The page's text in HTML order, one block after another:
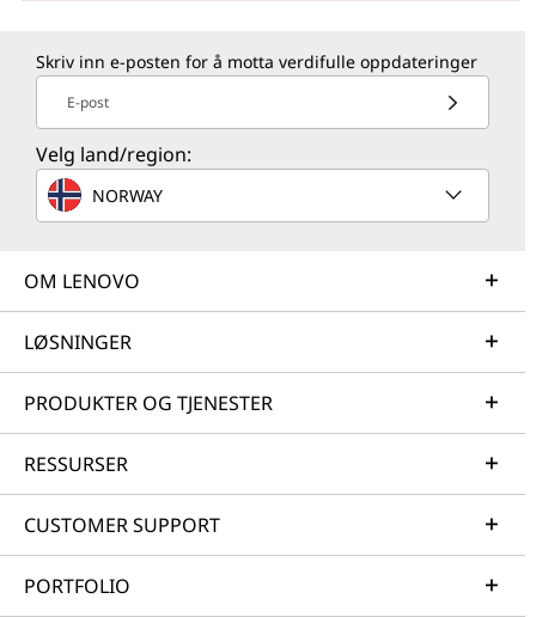
Skriv inn e-posten for å motta verdifulle oppdateringer
E-post
Velg land/region:
NORWAY
OM LENOVO
LØSNINGER
PRODUKTER OG TJENESTER
RESSURSER
CUSTOMER SUPPORT
PORTFOLIO